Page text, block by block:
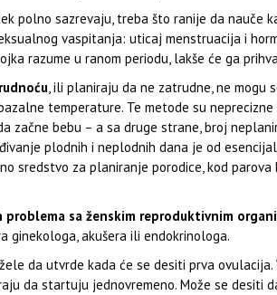
polno sazrevaju, treba što ranije da nauče
vaspitanja: uticaj menstruacija i
razume u ranom periodu, lakše će ga
, ili planiraju da ne zatrudne, ne mogu
temperature. Te metode su
začne bebu – a sa druge strane, broj
plodnih i neplodnih dana je od
sredstvo za planiranje porodice, kod
problema sa ženskim reproduktivnim
ginekologa, akušera ili endokrinologa.
da utvrde kada će se desiti prva
da startuju jednovremeno. Može se desiti